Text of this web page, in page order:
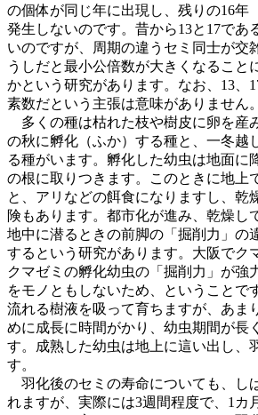
の個体が同じ年に出現し、残りの16年
発生しないのです。昔から13と17であ
いのですが、周期の違うセミ同士が交
うしだと最小公倍数が大きくなること
かという研究があります。なお、13、
素数だという主張は意味がありません。
多くの種は枯れた枝や樹皮に卵を産
の秋に孵化（ふか）する種と、一冬越
る種がいます。孵化した幼虫は地面に
の根に取りつきます。このときに地上
と、アリなどの餌食になりますし、乾
険もあります。都市化が進み、乾燥し
地中に潜るときの前脚の「掘削力」の
するという研究があります。大阪でク
クマゼミの孵化幼虫の「掘削力」が強
をモノともしないため、ということで
流れる樹液を吸って育ちますが、あま
めに成長に時間がかり、幼虫期間が長
す。成熟した幼虫は地上に這い出し、
す。
羽化後のセミの寿命についても、し
れますが、実際には3週間程度で、1カ